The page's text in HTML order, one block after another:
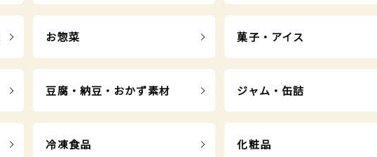
お惣菜 菓子・アイス
豆腐・納豆・おかず素材 ジャム・缶詰
冷凍食品 化粧品